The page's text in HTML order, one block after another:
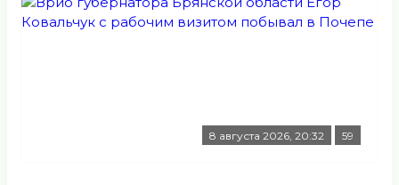
8 августа 2026, 20:32 59